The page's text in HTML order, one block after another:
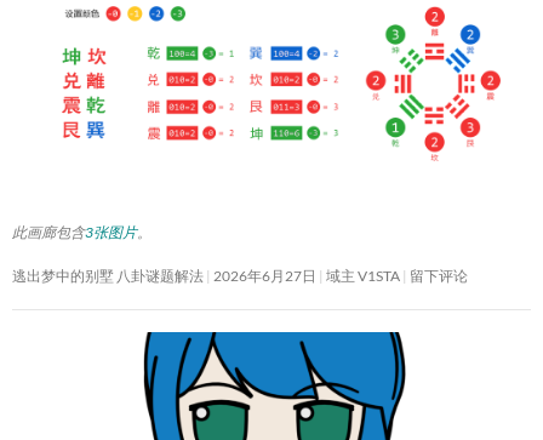
此画廊包含3张图片。
逃出梦中的别墅 八卦谜题解法 2026年6月27日 域主 V1STA 留下评论